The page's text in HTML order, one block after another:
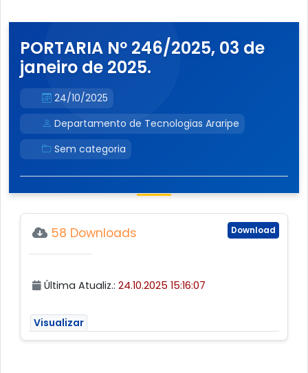
PORTARIA Nº 246/2025, 03 de
janeiro de 2025.
24/10/2025
Departamento de Tecnologias Araripe
Sem categoria
Download
58 Downloads
Última Atualiz.: 24.10.2025 15:16:07
Visualizar